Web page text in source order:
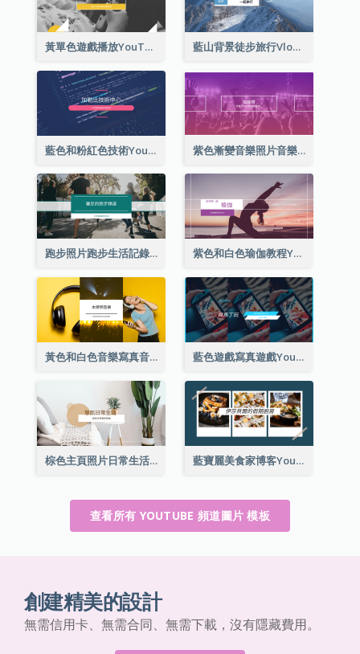
黃單色遊戲播放YouTube頻道圖片 藍山背景徒步旅行Vlog YouTube頻道圖片
藍色和粉紅色技術YouTube頻道圖片 紫色漸變音樂照片音樂YouTube頻道圖片
跑步照片跑步生活記錄YouTube頻道圖片 紫色和白色瑜伽教程YouTube頻道圖片
黃色和白色音樂寫真音樂頻道圖片 藍色遊戲寫真遊戲YouTube頻道圖片
棕色主頁照片日常生活分享YouTube頻道圖片 藍寶麗美食家博客YouTube頻道圖片
查看所有 YOUTUBE 頻道圖片 模板
創建精美的設計
無需信用卡、無需合同、無需下載，沒有隱藏費用。